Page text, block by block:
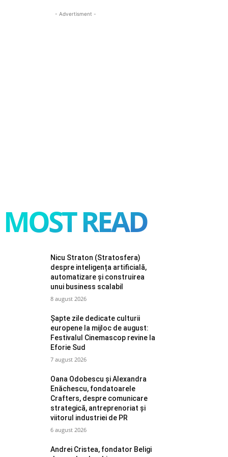
- Advertisment -
MOST READ
Nicu Straton (Stratosfera)
despre inteligența artificială,
automatizare și construirea
unui business scalabil
8 august 2026
Șapte zile dedicate culturii
europene la mijloc de august:
Festivalul Cinemascop revine la
Eforie Sud
7 august 2026
Oana Odobescu și Alexandra
Enăchescu, fondatoarele
Crafters, despre comunicare
strategică, antreprenoriat și
viitorul industriei de PR
6 august 2026
Andrei Cristea, fondator Beligi